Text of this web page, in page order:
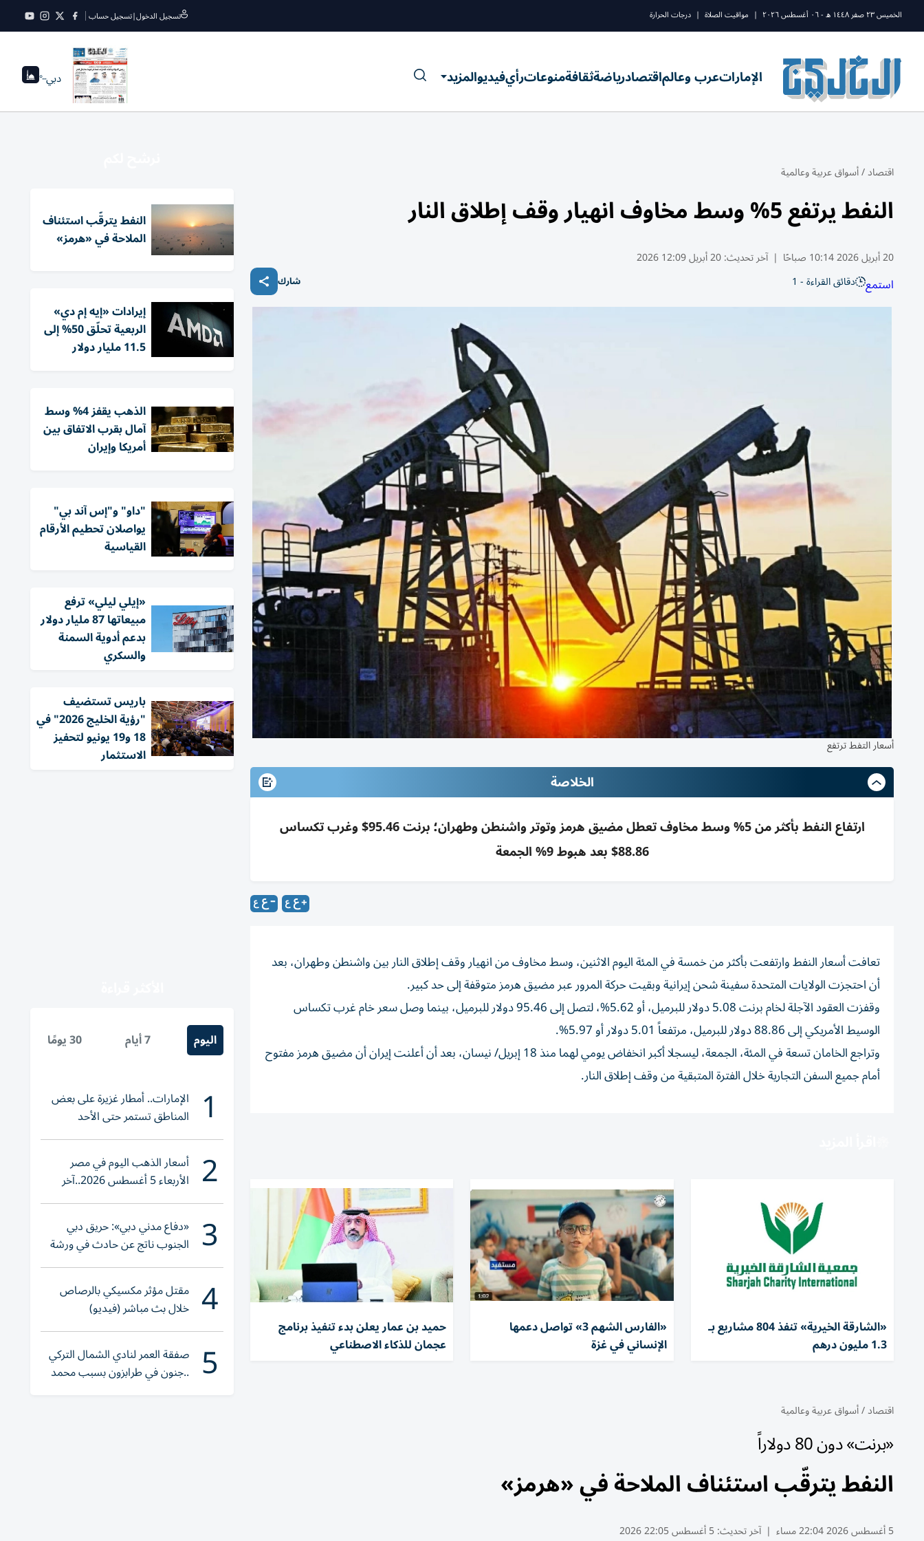
الخميس ٢٣ صفر ١٤٤٨ ه - ٠٦ أغسطس ٢٠٢٦ | مواقيت الصلاة | درجات الحرارة تسجيل الدخول|تسجيل حساب
الإماراتعرب وعالماقتصادرياضةثقافةمنوعاترأيفيديوالمزيد دبي--°
اقتصاد/أسواق عربية وعالمية
النفط يرتفع 5% وسط مخاوف انهيار وقف إطلاق النار
20 أبريل 2026 10:14 صباحًا | آخر تحديث:20 أبريل 12:09 2026
استمع دقائق القراءة - 1 شارك
أسعار التفط ترتفع
الخلاصة
ارتفاع النفط بأكثر من 5% وسط مخاوف تعطل مضيق هرمز وتوتر واشنطن وطهران؛ برنت 95.46$ وغرب تكساس
88.86$ بعد هبوط 9% الجمعة
تعافت أسعار النفط وارتفعت بأكثر من خمسة في المئة اليوم الاثنين، وسط مخاوف من انهيار وقف إطلاق ‌النار بين واشنطن وطهران، بعد
أن احتجزت الولايات المتحدة سفينة شحن ​إيرانية وبقيت ⁠حركة المرور عبر مضيق هرمز متوقفة إلى ‌حد كبير.
وقفزت العقود الآجلة لخام ‌برنت 5.08 دولار للبرميل، أو 5.62%، لتصل إلى 95.46 دولار للبرميل، بينما وصل سعر خام ‌غرب تكساس
الوسيط الأمريكي إلى 88.86 دولار للبرميل، مرتفعاً 5.01 دولار أو ⁠5.97%.
وتراجع الخامان تسعة في المئة، الجمعة، ليسجلا أكبر انخفاض يومي لهما منذ 18 إبريل/ نيسان، بعد أن أعلنت إيران أن مضيق هرمز مفتوح
أمام جميع السفن التجارية خلال الفترة المتبقية من وقف إطلاق النار.
«الشارقة الخيرية» تنفذ 804 مشاريع بـ
1.3 مليون درهم
«الفارس الشهم 3» تواصل دعمها
الإنساني في غزة
حميد بن عمار يعلن بدء تنفيذ برنامج
عجمان للذكاء الاصطناعي
اقتصاد/أسواق عربية وعالمية
«برنت» دون 80 دولاراً
النفط يترقّب استئناف الملاحة في «هرمز»
5 أغسطس 2026 22:04 مساء | آخر تحديث:5 أغسطس 22:05 2026
النفط يترقّب استئناف
الملاحة في «هرمز»
إيرادات «إيه إم دي»
الربعية تحلّق 50% إلى
11.5 مليار دولار
الذهب يقفز 4% وسط
آمال بقرب الاتفاق بين
أمريكا وإيران
"داو" و"إس آند بي"
يواصلان تحطيم الأرقام
القياسية
«إيلي ليلي» ترفع
مبيعاتها 87 مليار دولار
بدعم أدوية السمنة
والسكري
باريس تستضيف
"رؤية الخليج 2026" في
18 و19 يونيو لتحفيز
الاستثمار
اليوم 7 أيام 30 يومًا
1 الإمارات.. أمطار غزيرة على بعض
المناطق تستمر حتى الأحد
2 أسعار الذهب اليوم في مصر
الأربعاء 5 أغسطس 2026..آخر
تحديث لعيار 21
3 «دفاع مدني دبي»: حريق دبي
الجنوب ناتج عن حادث في ورشة
ولا إصابات
4 مقتل مؤثر مكسيكي بالرصاص
خلال بث مباشر (فيديو)
5 صفقة العمر لنادي الشمال التركي
..جنون في طرابزون بسبب محمد